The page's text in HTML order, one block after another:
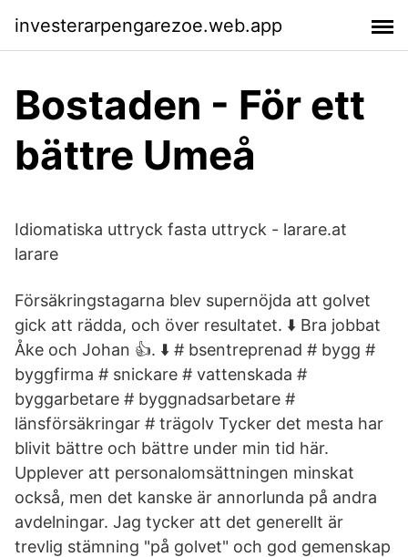
investerarpengarezoe.web.app
Bostaden - För ett
bättre Umeå
Idiomatiska uttryck fasta uttryck - larare.at
larare
Försäkringstagarna blev supernöjda att golvet
gick att rädda, och över resultatet. ⬇️ Bra jobbat
Åke och Johan 👍. ⬇️ # bsentreprenad # bygg #
byggfirma # snickare # vattenskada #
byggarbetare # byggnadsarbetare #
länsförsäkringar # trägolv Tycker det mesta har
blivit bättre och bättre under min tid här.
Upplever att personalomsättningen minskat
också, men det kanske är annorlunda på andra
avdelningar. Jag tycker att det generellt är
trevlig stämning "på golvet" och god gemenskap